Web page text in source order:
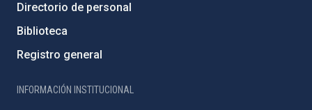
Directorio de personal
Biblioteca
Registro general
INFORMACIÓN INSTITUCIONAL